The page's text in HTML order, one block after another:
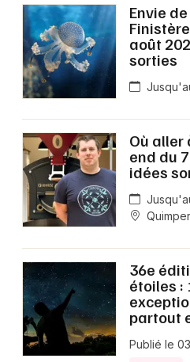
Envie
août
sorties
Où aller
end du
idées
Quimper
36e
étoiles :
partout
Publié le